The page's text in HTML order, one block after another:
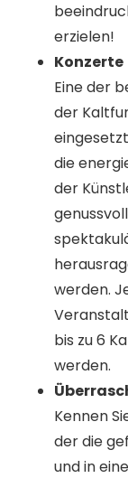
erzielen!
Konzerte
Eine der
der
die
der
werden.
bis zu 6
werden.
Kennen
der die
und in